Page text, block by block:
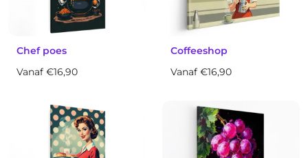
Chef poes
Vanaf €16,90
Coffeeshop
Vanaf €16,90